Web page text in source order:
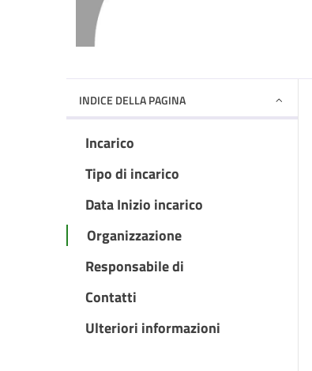
INDICE DELLA PAGINA
Incarico
Tipo di incarico
Data Inizio incarico
Organizzazione
Responsabile di
Contatti
Ulteriori informazioni